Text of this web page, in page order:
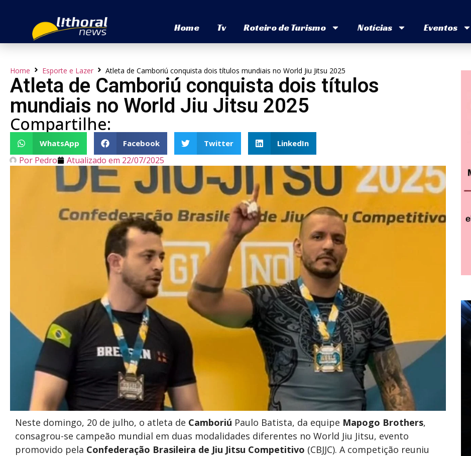
Home Tv Roteiro de Turismo Notícias Eventos
Home Esporte e Lazer Atleta de Camboriú conquista dois títulos mundiais no World Jiu Jitsu 2025
Atleta de Camboriú conquista dois títulos
mundiais no World Jiu Jitsu 2025
Compartilhe:
WhatsApp Facebook Twitter LinkedIn
Por Pedro Atualizado em 22/07/2025
Neste domingo, 20 de julho, o atleta de Camboriú Paulo Batista, da equipe Mapogo Brothers,
consagrou-se campeão mundial em duas modalidades diferentes no World Jiu Jitsu, evento
promovido pela Confederação Brasileira de Jiu Jitsu Competitivo (CBJJC). A competição reuniu